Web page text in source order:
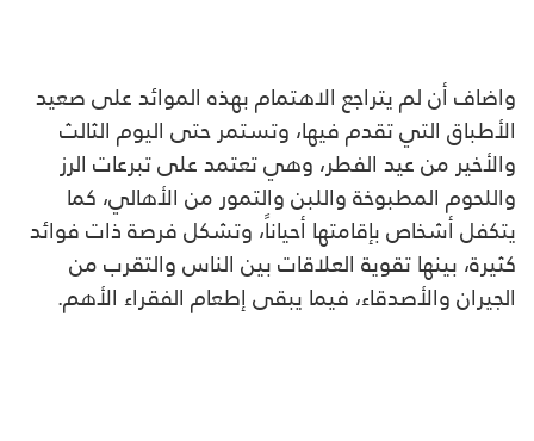
واضاف أن لم يتراجع الاهتمام بهذه الموائد على صعيد
الأطباق التي تقدم فيها، وتستمر حتى اليوم الثالث
والأخير من عيد الفطر، وهي تعتمد على تبرعات الرز
واللحوم المطبوخة واللبن والتمور من الأهالي، كما
يتكفل أشخاص بإقامتها أحياناً، وتشكل فرصة ذات فوائد
كثيرة، بينها تقوية العلاقات بين الناس والتقرب من
الجيران والأصدقاء، فيما يبقى إطعام الفقراء الأهم.